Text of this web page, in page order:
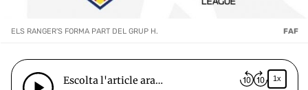
ELS RANGER'S FORMA PART DEL GRUP H. FAF
Escolta l'article ara… 1x